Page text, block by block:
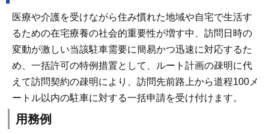
医療や介護を受けながら住み慣れた地域や自宅で生活す
るための在宅療養の社会的重要性が増す中、訪問日時の
変動が激しい当該駐車需要に簡易かつ迅速に対応するた
め、一括許可の特例措置として、ルート計画の疎明に代
えて訪問契約の疎明により、訪問先前路上から道程100メ
ートル以内の駐車に対する一括申請を受け付けます。
用務例